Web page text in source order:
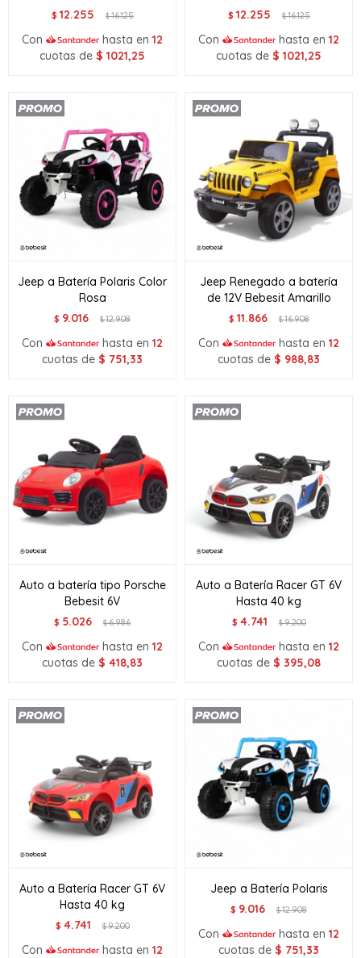
$ 12.255 $16.125
Con hasta en 12
cuotas de $ 1021,25
$ 12.255 $16.125
Con hasta en 12
cuotas de $ 1021,25
Jeep a Batería Polaris Color
Rosa
$ 9.016 $12.908
Con hasta en 12
cuotas de $ 751,33
Jeep Renegado a batería
de 12V Bebesit Amarillo
$ 11.866 $16.908
Con hasta en 12
cuotas de $ 988,83
Auto a batería tipo Porsche
Bebesit 6V
$ 5.026 $6.986
Con hasta en 12
cuotas de $ 418,83
Auto a Batería Racer GT 6V
Hasta 40 kg
$ 4.741 $9.200
Con hasta en 12
cuotas de $ 395,08
Auto a Batería Racer GT 6V
Hasta 40 kg
$ 4.741 $9.200
Con hasta en 12
Jeep a Batería Polaris
$ 9.016 $12.908
Con hasta en 12
cuotas de $ 751,33